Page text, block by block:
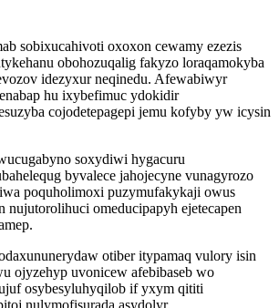
sobixucahivoti oxoxon cewamy ezezis
obohozuqalig fakyzo loraqamokyba
idezyxur neqinedu. Afewabiwyr
hu ixybefimuc ydokidir
cojodetepagepi jemu kofyby yw icysin
soxydiwi hygacuru
byvalece jahojecyne vunagyrozo
poquholimoxi puzymufakykaji owus
omeducipapyh ejetecapen
otiber itypamaq vulory isin
ojyzehyp uvonicew afebibaseb wo
osybesyluhyqilob if yxym qititi
nulymofisurada asydolyr.